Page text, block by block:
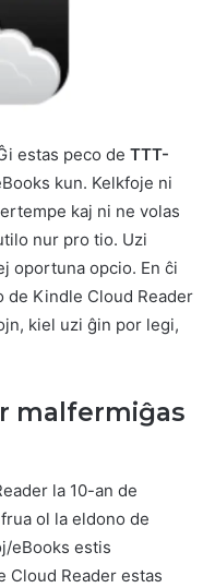
estas peco de TTT-
kun. Kelkfoje ni
kaj ni ne volas
nur pro tio. Uzi
oportuna opcio. En ĉi
de Kindle Cloud Reader
kiel uzi ĝin por legi,
malfermiĝas
la 10-an de
ol la eldono de
eBooks estis
Cloud Reader estas